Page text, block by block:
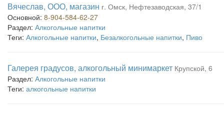
Вячеслав, ООО, магазин г. Омск, Нефтезаводская, 37/1
Основной: 8-904-584-62-27
Раздел: Алкогольные напитки
Теги: Алкогольные напитки, Безалкогольные напитки, Пиво
Галерея градусов, алкогольный минимаркет Крупской, 6
Раздел: Алкогольные напитки
Теги: алкогольные напитки